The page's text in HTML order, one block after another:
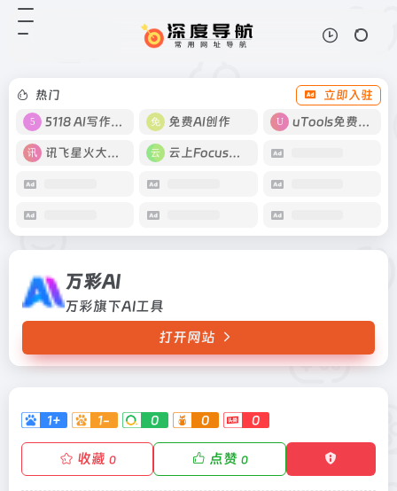
热门
立即入驻
5118 AI写作工具
免费AI创作 uTools免费工具箱
讯飞星火大模型 云上Focus接码
万彩AI
万彩旗下AI工具
打开网站
1+ 1- 0 0 0
收藏 0 点赞 0